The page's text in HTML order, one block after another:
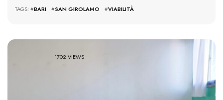
TAGS: #BARI #SAN GIROLAMO #VIABILITÀ
1702 VIEWS